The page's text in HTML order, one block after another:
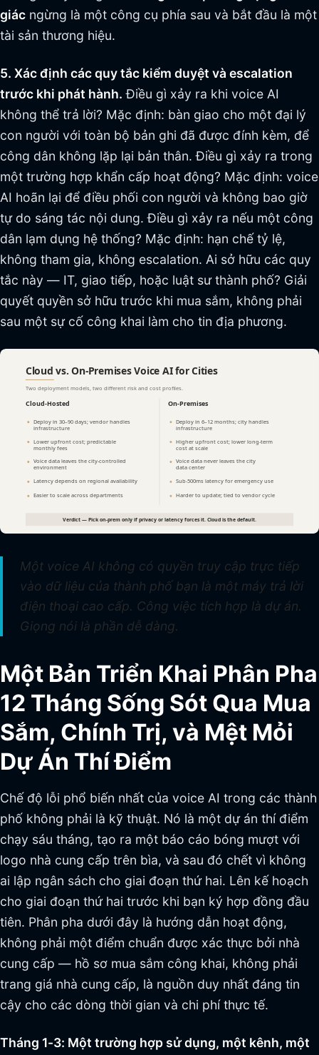
giác ngừng là một công cụ phía sau và bắt đầu là một
tài sản thương hiệu.
5. Xác định các quy tắc kiểm duyệt và escalation
trước khi phát hành. Điều gì xảy ra khi voice AI
không thể trả lời? Mặc định: bàn giao cho một đại lý
con người với toàn bộ bản ghi đã được đính kèm, để
công dân không lặp lại bản thân. Điều gì xảy ra trong
một trường hợp khẩn cấp hoạt động? Mặc định: voice
AI hoãn lại để điều phối con người và không bao giờ
tự do sáng tác nội dung. Điều gì xảy ra nếu một công
dân lạm dụng hệ thống? Mặc định: hạn chế tỷ lệ,
không tham gia, không escalation. Ai sở hữu các quy
tắc này — IT, giao tiếp, hoặc luật sư thành phố? Giải
quyết quyền sở hữu trước khi mua sắm, không phải
sau một sự cố công khai làm cho tin địa phương.
Một voice AI không có quyền truy cập trực tiếp
vào dữ liệu của thành phố bạn là một máy trả lời
điện thoại cao cấp. Công việc tích hợp là dự án.
Giọng nói là phần dễ dàng.
Một Bản Triển Khai Phân Pha
12 Tháng Sống Sót Qua Mua
Sắm, Chính Trị, và Mệt Mỏi
Dự Án Thí Điểm
Chế độ lỗi phổ biến nhất của voice AI trong các thành
phố không phải là kỹ thuật. Nó là một dự án thí điểm
chạy sáu tháng, tạo ra một báo cáo bóng mượt với
logo nhà cung cấp trên bìa, và sau đó chết vì không
ai lập ngân sách cho giai đoạn thứ hai. Lên kế hoạch
cho giai đoạn thứ hai trước khi bạn ký hợp đồng đầu
tiên. Phân pha dưới đây là hướng dẫn hoạt động,
không phải một điểm chuẩn được xác thực bởi nhà
cung cấp — hồ sơ mua sắm công khai, không phải
trang giá nhà cung cấp, là nguồn duy nhất đáng tin
cậy cho các dòng thời gian và chi phí thực tế.
Tháng 1-3: Một trường hợp sử dụng, một kênh, một